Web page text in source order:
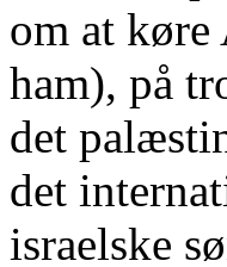
om at køre
ham), på
det
det
israelske